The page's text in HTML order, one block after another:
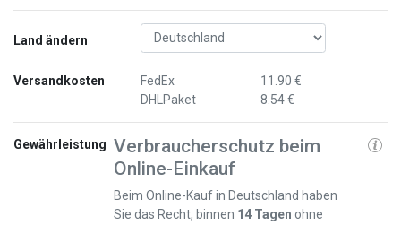
Land ändern
Versandkosten
FedEx
DHLPaket
11.90 €
8.54 €
Gewährleistung Verbraucherschutz beim
Online-Einkauf
Beim Online-Kauf in Deutschland haben
Sie das Recht, binnen 14 Tagen ohne